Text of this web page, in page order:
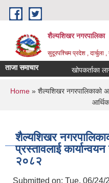
Skip to main content
शैल्यशिखर नगरपालिका
सुदूरपश्चिम प्रदेश , दार्चुला
ताजा समाचार खोपकर्ताका
You are here
Home » शैल्यशिखर नगरपालिकाको
शैल्यशिखर
प्रस्तावलाई
२०८२
Submitted on: Tue, 06/24/